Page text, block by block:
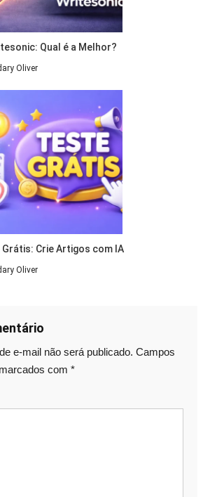
Qual é a Melhor?
Oliver
Grátis: Crie Artigos com IA
Oliver
e-mail não será publicado. Campos
com *